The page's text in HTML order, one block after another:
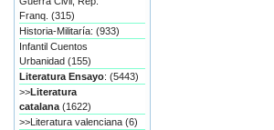
Franq. (315)
Historia-Militaría: (933)
Infantil Cuentos
Urbanidad (155)
Literatura Ensayo: (5443)
>>Literatura
catalana (1622)
>>Literatura valenciana (6)